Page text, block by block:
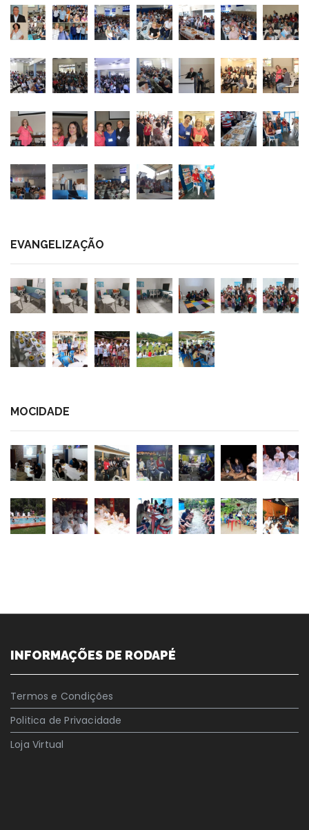
EVANGELIZAÇÃO
MOCIDADE
INFORMAÇÕES DE RODAPÉ
Termos e Condições
Politica de Privacidade
Loja Virtual